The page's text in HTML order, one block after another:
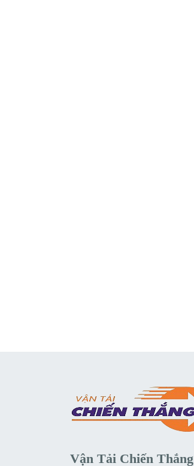
Vận Tải Chiến Thắng